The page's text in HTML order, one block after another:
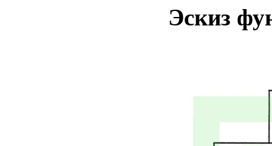
Эскиз